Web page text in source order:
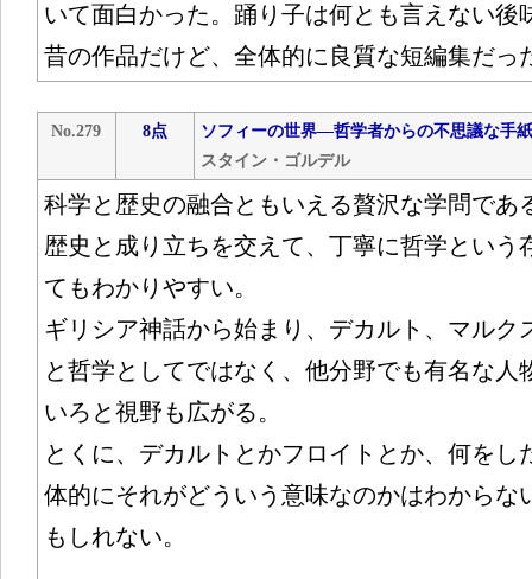
いて面白かった。踊り子は何とも言えない後
昔の作品だけど、全体的に良質な短編集だっ
No.279 8点
ソフィーの世界―哲学者からの不思議な手紙
スタイン・ゴルデル
科学と歴史の融合ともいえる贅沢な学問であ
歴史と成り立ちを交えて、丁寧に哲学という
てもわかりやすい。
ギリシア神話から始まり、デカルト、マルク
と哲学としてではなく、他分野でも有名な人
いろと視野も広がる。
とくに、デカルトとかフロイトとか、何をし
体的にそれがどういう意味なのかはわからな
もしれない。